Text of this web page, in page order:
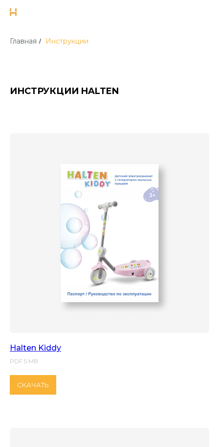
Главная / Инструкции
ИНСТРУКЦИИ HALTEN
Halten Kiddy
PDF 5 MB
СКАЧАТЬ